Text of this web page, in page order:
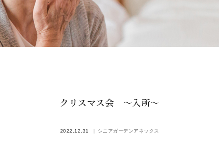
クリスマス会 ～入所～
2022.12.31 シニアガーデンアネックス